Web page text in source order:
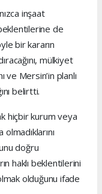
inşaat
de
bir kararın
mülkiyet
ve Mersin’in planlı
belirtti.
hiçbir kurum veya
doğru
haklı beklentilerini
olduğunu ifade